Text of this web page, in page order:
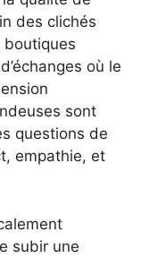
des clichés
boutiques
où le
sont
questions de
empathie, et
subir une